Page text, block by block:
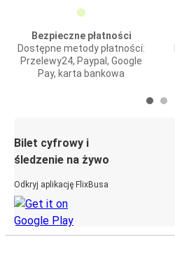
Bezpieczne płatności
Dostępne metody płatności:
Przelewy24, Paypal, Google
Pay, karta bankowa
Bilet cyfrowy i
śledzenie na żywo
Odkryj aplikację FlixBusa